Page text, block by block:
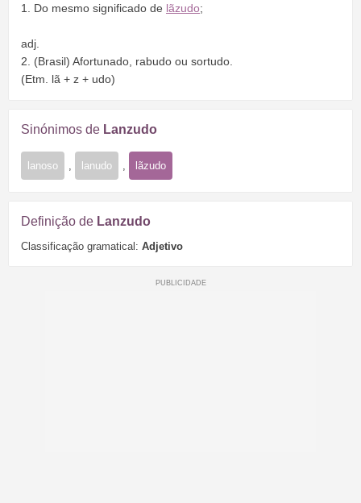
1. Do mesmo significado de lãzudo;
adj.
2. (Brasil) Afortunado, rabudo ou sortudo.
(Etm. lã + z + udo)
Sinónimos de Lanzudo
lanoso lanudo lãzudo
Definição de Lanzudo
Classificação gramatical: Adjetivo